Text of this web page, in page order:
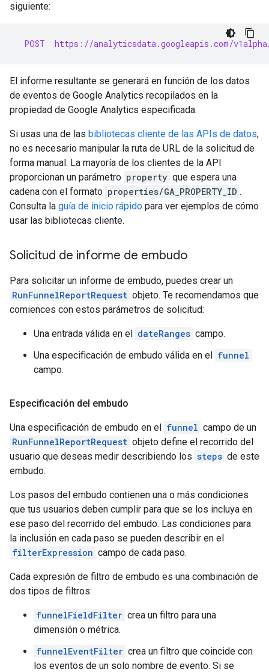
siguiente:
POST  https://analyticsdata.googleapis.com/
El informe resultante se generará en función de los datos
de eventos de Google Analytics recopilados en la
propiedad de Google Analytics especificada.
Si usas una de las bibliotecas cliente de las APIs de datos,
no es necesario manipular la ruta de URL de la solicitud de
forma manual. La mayoría de los clientes de la API
proporcionan un parámetro property que espera una
cadena con el formato properties/GA_PROPERTY_ID .
Consulta la guía de inicio rápido para ver ejemplos de cómo
usar las bibliotecas cliente.
Solicitud de informe de embudo
Para solicitar un informe de embudo, puedes crear un
RunFunnelReportRequest objeto. Te recomendamos que
comiences con estos parámetros de solicitud:
Una entrada válida en el dateRanges campo.
Una especificación de embudo válida en el funnel
campo.
Especificación del embudo
Una especificación de embudo en el funnel campo de un
RunFunnelReportRequest objeto define el recorrido del
usuario que deseas medir describiendo los steps de este
embudo.
Los pasos del embudo contienen una o más condiciones
que tus usuarios deben cumplir para que se los incluya en
ese paso del recorrido del embudo. Las condiciones para
la inclusión en cada paso se pueden describir en el
filterExpression campo de cada paso.
Cada expresión de filtro de embudo es una combinación de
dos tipos de filtros:
funnelFieldFilter crea un filtro para una
dimensión o métrica.
funnelEventFilter crea un filtro que coincide con
los eventos de un solo nombre de evento. Si se